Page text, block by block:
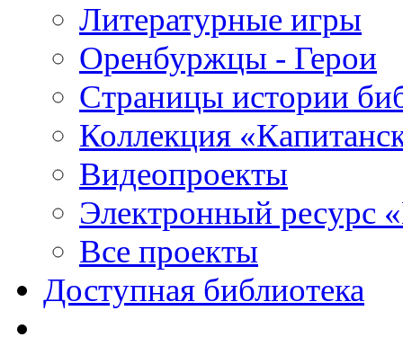
Литературные игры
Оренбуржцы - Герои
Страницы истории
Коллекция
Видеопроекты
Электронный ресурс
Все проекты
Доступная библиотека